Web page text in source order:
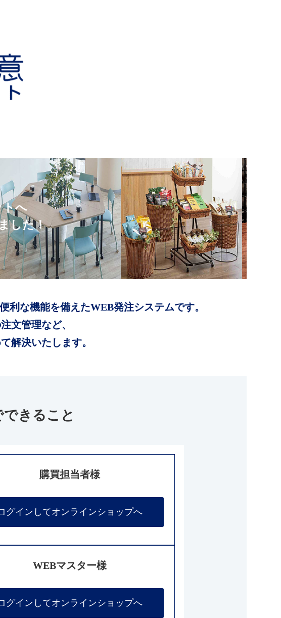
トへ
した！
利な機能を備えたWEB発注システムです。
文管理など、
解決いたします。
きること
購買担当者様
グインしてオンラインショップへ
WEBマスター様
グインしてオンラインショップへ